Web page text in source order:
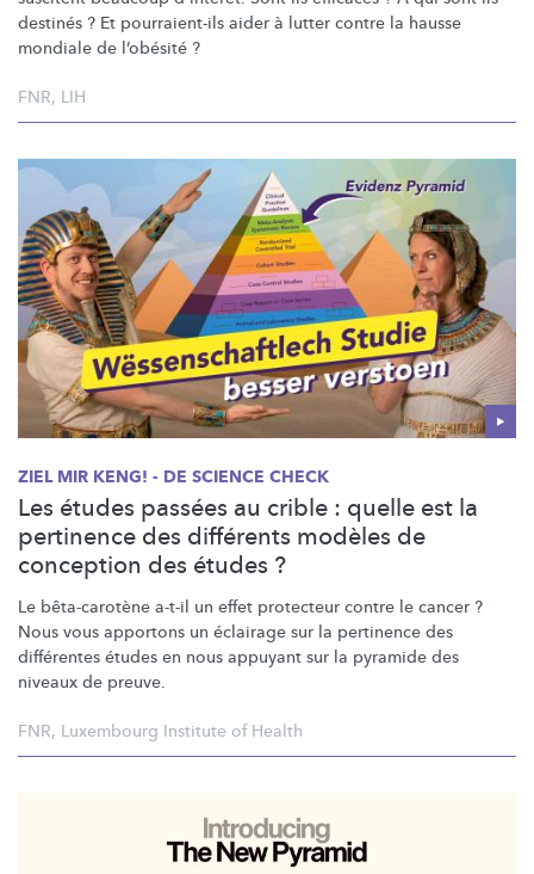
destinés ? Et pourraient-ils aider à lutter contre la hausse
mondiale de l’obésité ?
FNR, LIH
ZIEL MIR KENG! - DE SCIENCE CHECK
Les études passées au crible : quelle est la
pertinence des différents modèles de
conception des études ?
Le bêta-carotène a-t-il un effet protecteur contre le cancer ?
Nous vous apportons un éclairage sur la pertinence des
différentes études en nous appuyant sur la pyramide des
niveaux de preuve.
FNR, Luxembourg Institute of Health